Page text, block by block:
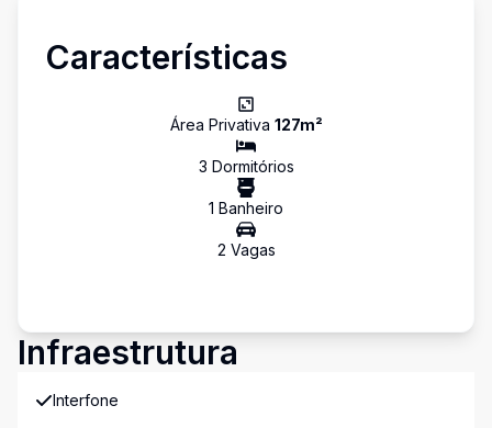
Características
Área Privativa 127m²
3 Dormitórios
1 Banheiro
2 Vagas
Infraestrutura
Interfone